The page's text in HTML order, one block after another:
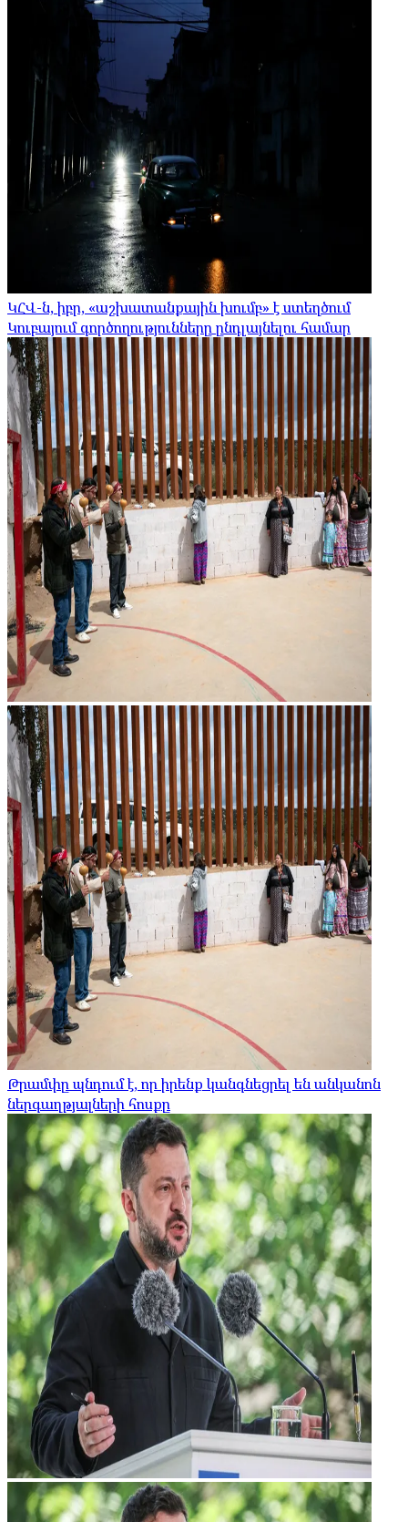
ԿՀՎ-ն, իբր, «աշխատանքային խումբ» է ստեղծում
Կուբայում գործողությունները ընդլայնելու համար
Թրամփը պնդում է, որ իրենք կանգնեցրել են անկանոն
ներգաղթյալների հոսքը